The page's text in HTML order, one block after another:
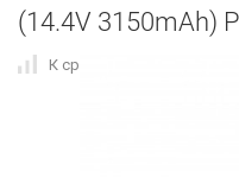
(14.4V 3150mAh)
К сравнению